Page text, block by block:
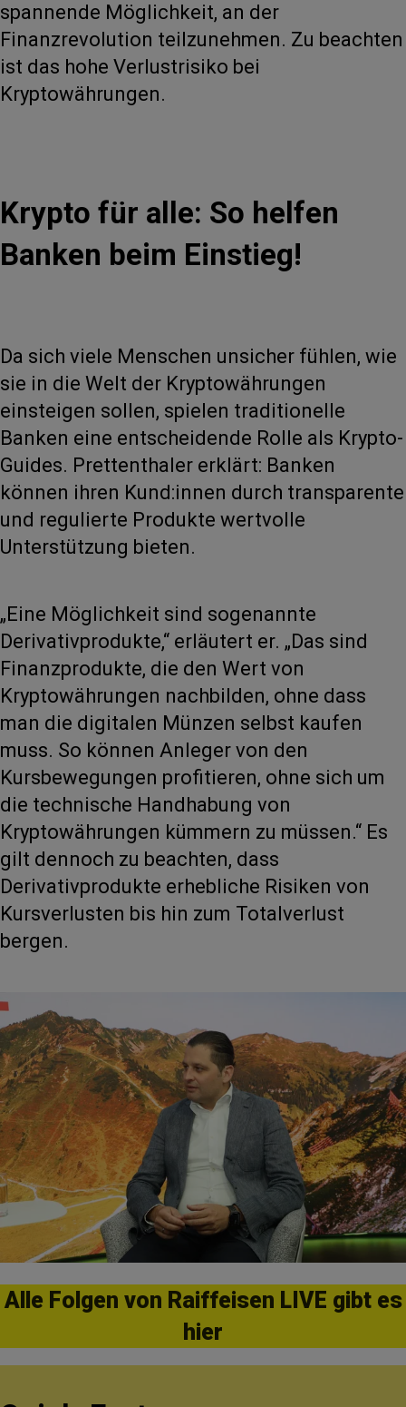
spannende Möglichkeit, an der
Finanzrevolution teilzunehmen. Zu beachten
ist das hohe Verlustrisiko bei
Kryptowährungen.
Krypto für alle: So helfen
Banken beim Einstieg!
Da sich viele Menschen unsicher fühlen, wie
sie in die Welt der Kryptowährungen
einsteigen sollen, spielen traditionelle
Banken eine entscheidende Rolle als Krypto-
Guides. Prettenthaler erklärt: Banken
können ihren Kund:innen durch transparente
und regulierte Produkte wertvolle
Unterstützung bieten.
„Eine Möglichkeit sind sogenannte
Derivativprodukte,“ erläutert er. „Das sind
Finanzprodukte, die den Wert von
Kryptowährungen nachbilden, ohne dass
man die digitalen Münzen selbst kaufen
muss. So können Anleger von den
Kursbewegungen profitieren, ohne sich um
die technische Handhabung von
Kryptowährungen kümmern zu müssen.“ Es
gilt dennoch zu beachten, dass
Derivativprodukte erhebliche Risiken von
Kursverlusten bis hin zum Totalverlust
bergen.
Alle Folgen von Raiffeisen LIVE gibt es
hier